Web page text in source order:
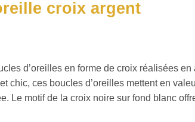
croix argent
d’oreilles en forme de croix réalisées en
chic, ces boucles d’oreilles mettent en
Le motif de la croix noire sur fond blanc